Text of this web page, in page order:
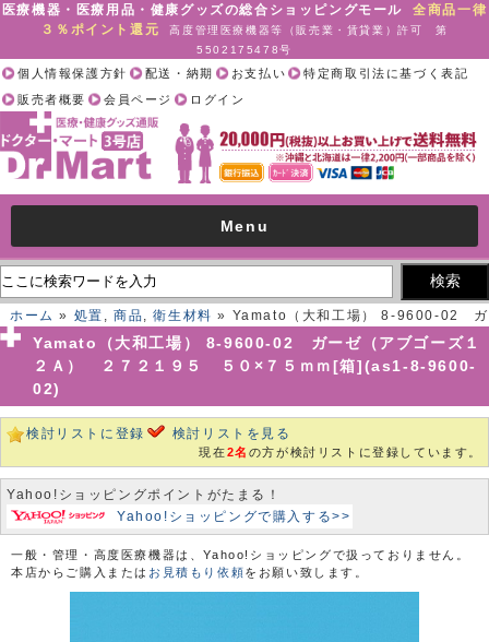
医療機器・医療用品・健康グッズの総合ショッピングモール全商品一律
３％ポイント還元
高度管理医療機器等（販売業・賃貸業）許可 第
5502175478号
個人情報保護方針 配送・納期 お支払い
特定商取引法に基づく表記
販売者概要
会員ページ ログイン
Menu
ホーム » 処置 , 商品,衛生材料 » Yamato（大和工場） 8-9600-02 ガ
ーゼ（アブゴーズ１２Ａ） ２７２１９５ ５０×７５ｍｍ[箱](as1-8-
9600-02)
Yamato（大和工場） 8-9600-02 ガーゼ（アブゴーズ１
２Ａ） ２７２１９５ ５０×７５ｍｍ[箱](as1-8-9600-
02)
検討リストに登録 検討リストを見る
現在2名 の方が検討リストに登録しています。
Yahoo!ショッピングポイントがたまる！
Yahoo!ショッピングで購入する>>
一般・管理・高度医療機器は、Yahoo!ショッピングで扱っておりません。
本店からご購入または お見積もり依頼をお願い致します。